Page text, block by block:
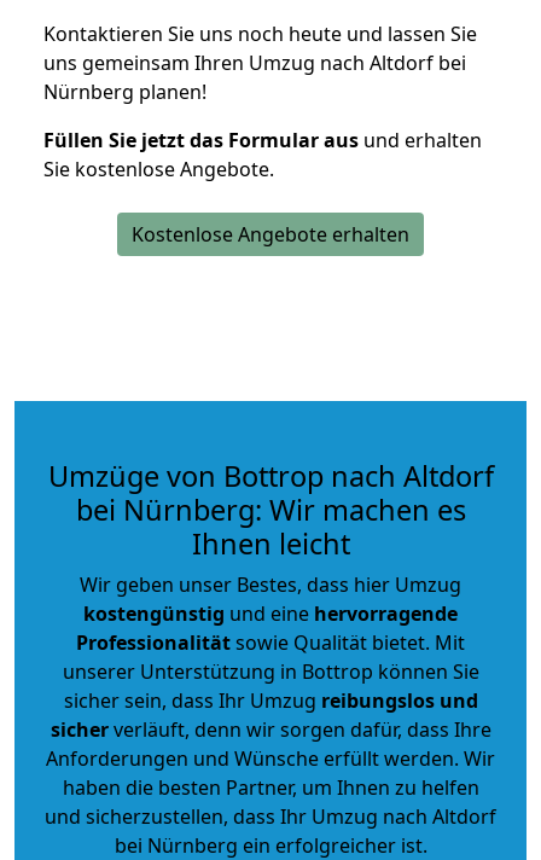
Kontaktieren Sie uns noch heute und lassen Sie
uns gemeinsam Ihren Umzug nach Altdorf bei
Nürnberg planen!
Füllen Sie jetzt das Formular aus und erhalten
Sie kostenlose Angebote.
Kostenlose Angebote erhalten
Umzüge von Bottrop nach Altdorf
bei Nürnberg: Wir machen es
Ihnen leicht
Wir geben unser Bestes, dass hier Umzug
kostengünstig und eine hervorragende
Professionalitätsowie Qualität bietet. Mit
unserer Unterstützung in Bottrop können Sie
sicher sein, dass Ihr Umzug reibungslos und
sicherverläuft, denn wir sorgen dafür, dass Ihre
Anforderungen und Wünsche erfüllt werden. Wir
haben die besten Partner, um Ihnen zu helfen
und sicherzustellen, dass Ihr Umzug nach Altdorf
bei Nürnberg ein erfolgreicher ist.